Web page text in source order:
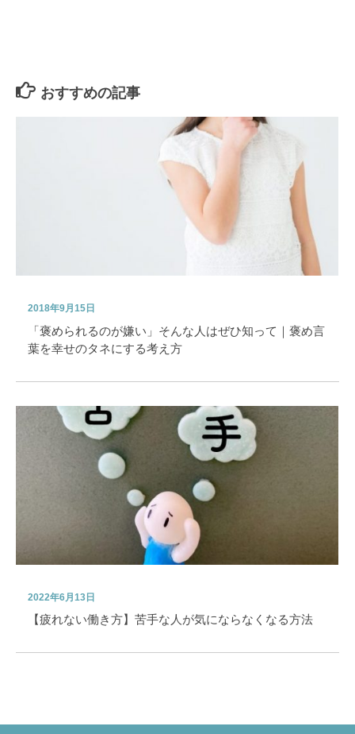
おすすめの記事
2018年9月15日
「褒められるのが嫌い」そんな人はぜひ知って｜褒め言
葉を幸せのタネにする考え方
2022年6月13日
【疲れない働き方】苦手な人が気にならなくなる方法